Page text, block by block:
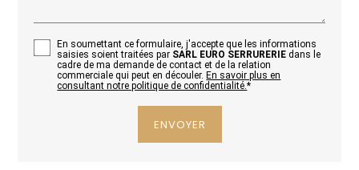
En soumettant ce formulaire, j'accepte que les informations
saisies soient traitées par SARL EURO SERRURERIE dans le
cadre de ma demande de contact et de la relation
commerciale qui peut en découler. En savoir plus en
consultant notre politique de confidentialité.*